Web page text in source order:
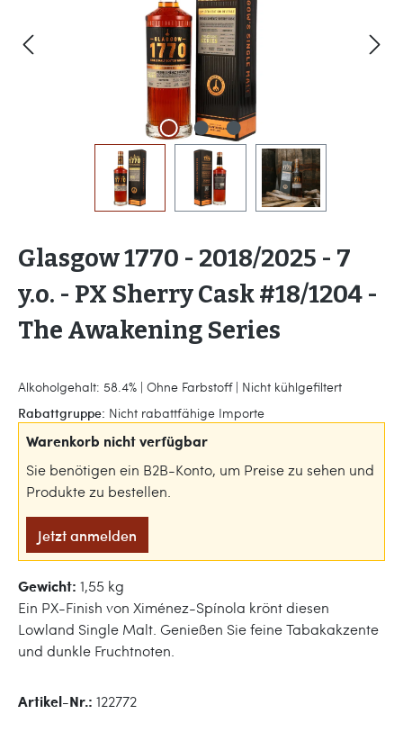
Glasgow 1770 - 2018/2025 - 7
y.o. - PX Sherry Cask #18/1204 -
The Awakening Series
Alkoholgehalt: 58.4% | Ohne Farbstoff | Nicht kühlgefiltert
Rabattgruppe: Nicht rabattfähige Importe
Warenkorb nicht verfügbar
Sie benötigen ein B2B-Konto, um Preise zu sehen und
Produkte zu bestellen.
Jetzt anmelden
Gewicht: 1,55 kg
Ein PX-Finish von Ximénez-Spínola krönt diesen
Lowland Single Malt. Genießen Sie feine Tabakakzente
und dunkle Fruchtnoten.
Artikel-Nr.: 122772